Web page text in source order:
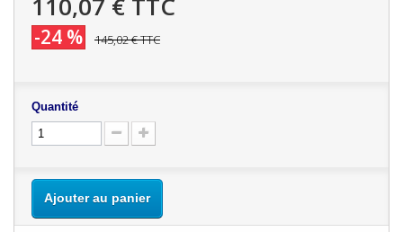
-24 % 145,02 €TTC
Quantité
Ajouter au panier